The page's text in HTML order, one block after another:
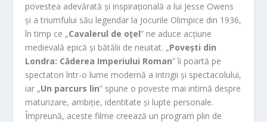
povestea adevărată și inspirațională a lui Jesse Owens
și a triumfului său legendar la Jocurile Olimpice din 1936,
în timp ce „Cavalerul de oțel” ne aduce acțiune
medievală epică și bătălii de neuitat. „Poveşti din
Londra: Căderea Imperiului Roman” îi poartă pe
spectatori într-o lume modernă a intrigii și spectacolului,
iar „Un parcurs lin” spune o poveste mai intimă despre
maturizare, ambiție, identitate și lupte personale.
Împreună, aceste filme creează un program plin de